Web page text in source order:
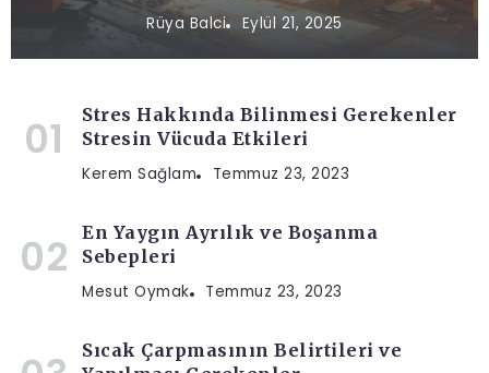
Rüya Balci Eylül 21, 2025
Stres Hakkında Bilinmesi Gerekenler
Stresin Vücuda Etkileri
Kerem Sağlam Temmuz 23, 2023
En Yaygın Ayrılık ve Boşanma
Sebepleri
Mesut Oymak Temmuz 23, 2023
Sıcak Çarpmasının Belirtileri ve